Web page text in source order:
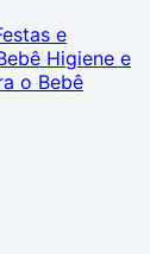
e
Higiene e
o Bebê